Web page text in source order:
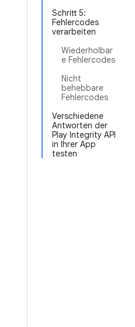
Schritt 5:
Fehlercodes
verarbeiten
Wiederholbar
e Fehlercodes
Nicht
behebbare
Fehlercodes
Verschiedene
Antworten der
Play Integrity API
in Ihrer App
testen